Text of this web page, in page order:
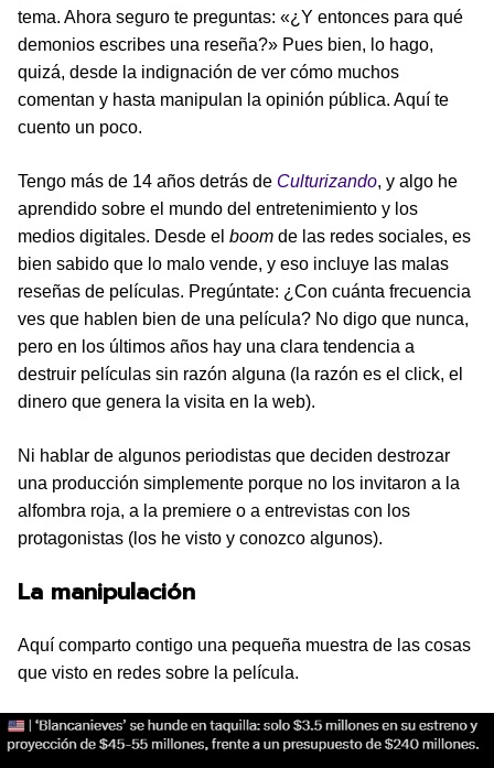
tema. Ahora seguro te preguntas: «¿Y entonces para qué
demonios escribes una reseña?» Pues bien, lo hago,
quizá, desde la indignación de ver cómo muchos
comentan y hasta manipulan la opinión pública. Aquí te
cuento un poco.
Tengo más de 14 años detrás de Culturizando, y algo he
aprendido sobre el mundo del entretenimiento y los
medios digitales. Desde el boom de las redes sociales, es
bien sabido que lo malo vende, y eso incluye las malas
reseñas de películas. Pregúntate: ¿Con cuánta frecuencia
ves que hablen bien de una película? No digo que nunca,
pero en los últimos años hay una clara tendencia a
destruir películas sin razón alguna (la razón es el click, el
dinero que genera la visita en la web).
Ni hablar de algunos periodistas que deciden destrozar
una producción simplemente porque no los invitaron a la
alfombra roja, a la premiere o a entrevistas con los
protagonistas (los he visto y conozco algunos).
La manipulación
Aquí comparto contigo una pequeña muestra de las cosas
que visto en redes sobre la película.